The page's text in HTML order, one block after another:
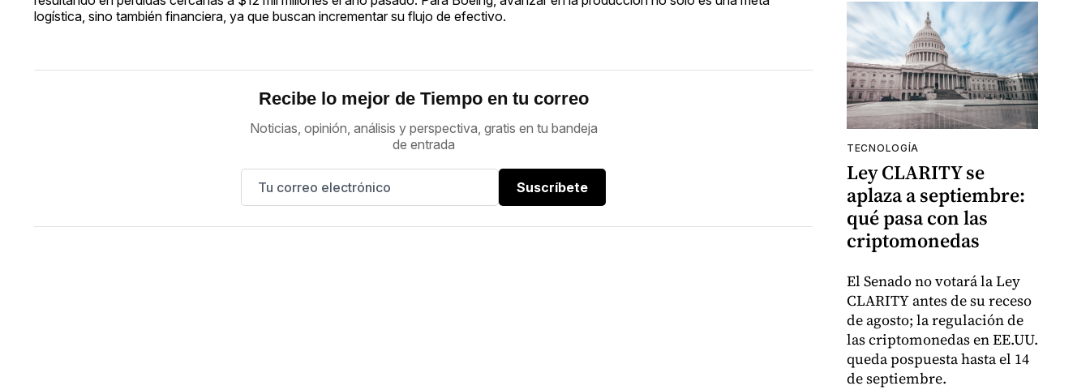
logística, sino también financiera, ya que buscan incrementar su flujo de efectivo.
Recibe lo mejor de Tiempo en tu correo
Noticias, opinión, análisis y perspectiva, gratis en tu bandeja
de entrada
Suscríbete
TECNOLOGÍA
Ley CLARITY se
aplaza a septiembre:
qué pasa con las
criptomonedas
El Senado no votará la Ley
CLARITY antes de su receso
de agosto; la regulación de
las criptomonedas en EE.UU.
queda pospuesta hasta el 14
de septiembre.